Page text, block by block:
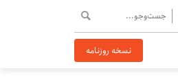
نسخه روزنامه